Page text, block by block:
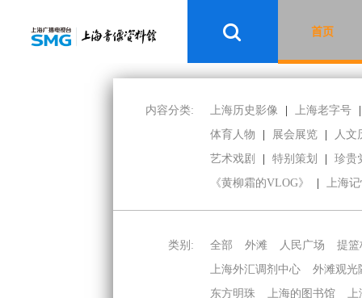
首页
内容分类: 上海历史影像 上海老字号
体育人物
展会展览
人文
艺术戏剧
特别策划
珍贵
《黄柳霜的VLOG》
上海
类别: 全部 外滩 人民广场
提篮
上海外汇调剂中心
外滩观光
东方明珠
上海的图书馆
上